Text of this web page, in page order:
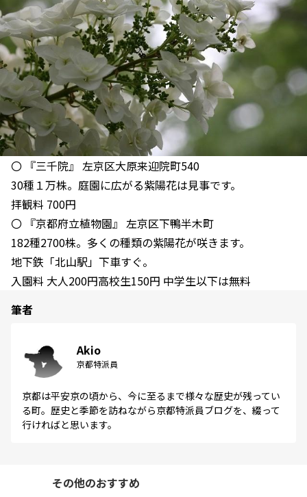
〇 『三千院』 左京区大原来迎院町540
30種１万株。庭園に広がる紫陽花は見事です。
拝観料 700円
〇 『京都府立植物園』 左京区下鴨半木町
182種2700株。多くの種類の紫陽花が咲きます。
地下鉄「北山駅」下車すぐ。
入園料 大人200円高校生150円 中学生以下は無料
筆者
Akio
京都特派員
京都は平安京の頃から、今に至るまで様々な歴史が残ってい
る町。歴史と季節を訪ねながら京都特派員ブログを、綴って
行ければと思います。
その他のおすすめ